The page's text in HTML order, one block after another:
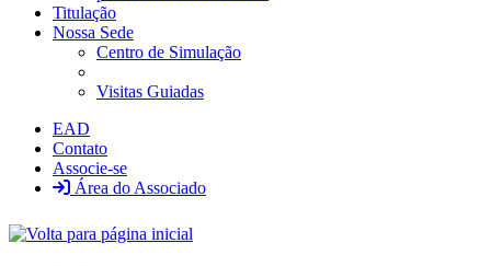
Titulação
Nossa Sede
Centro de Simulação
Visitas Guiadas
EAD
Contato
Associe-se
Área do Associado